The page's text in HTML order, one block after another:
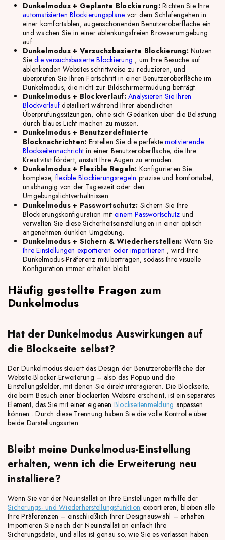
Dunkelmodus + Geplante Blockierung:Richten Sie Ihre
automatisierten Blockierungspläne vor dem Schlafengehen in
einer komfortablen, augenschonenden Benutzeroberfläche ein
und wachen Sie in einer ablenkungsfreien Browserumgebung
auf.
Dunkelmodus + Versuchsbasierte Blockierung:Nutzen
Sie die versuchsbasierte Blockierung , um Ihre Besuche auf
ablenkenden Websites schrittweise zu reduzieren, und
überprüfen Sie Ihren Fortschritt in einer Benutzeroberfläche im
Dunkelmodus, die nicht zur Bildschirmermüdung beiträgt.
Dunkelmodus + Blockverlauf: Analysieren Sie Ihren
Blockverlauf detailliertwährend Ihrer abendlichen
Überprüfungssitzungen, ohne sich Gedanken über die Belastung
durch blaues Licht machen zu müssen.
Dunkelmodus + Benutzerdefinierte
Blocknachrichten: Erstellen Sie die perfektemotivierende
Blockseitennachricht in einer Benutzeroberfläche, die Ihre
Kreativität fördert, anstatt Ihre Augen zu ermüden.
Dunkelmodus + Flexible Regeln: Konfigurieren Sie
komplexe, flexible Blockierungsregeln präzise und komfortabel,
unabhängig von der Tageszeit oder den
Umgebungslichtverhältnissen.
Dunkelmodus + Passwortschutz: Sichern Sie Ihre
Blockierungskonfiguration mit einem Passwortschutz und
verwalten Sie diese Sicherheitseinstellungen in einer optisch
angenehmen dunklen Umgebung.
Dunkelmodus + Sichern & Wiederherstellen: Wenn Sie
Ihre Einstellungen exportieren oder importieren , wird Ihre
Dunkelmodus-Präferenz mitübertragen, sodass Ihre visuelle
Konfiguration immer erhalten bleibt.
Häufig gestellte Fragen zum
Dunkelmodus
Hat der Dunkelmodus Auswirkungen auf
die Blockseite selbst?
Der Dunkelmodus steuert das Design der Benutzeroberfläche der
Website-Blocker-Erweiterung – also das Popup und die
Einstellungsfelder, mit denen Sie direkt interagieren. Die Blockseite,
die beim Besuch einer blockierten Website erscheint, ist ein separates
Element, das Sie mit einer eigenen Blockseitenmeldung anpassen
können . Durch diese Trennung haben Sie die volle Kontrolle über
beide Darstellungsarten.
Bleibt meine Dunkelmodus-Einstellung
erhalten, wenn ich die Erweiterung neu
installiere?
Wenn Sie vor der Neuinstallation Ihre Einstellungen mithilfe der
Sicherungs- und Wiederherstellungsfunktion exportieren, bleiben alle
Ihre Präferenzen – einschließlich Ihrer Designauswahl – erhalten.
Importieren Sie nach der Neuinstallation einfach Ihre
Sicherungsdatei, und alles ist genau so, wie Sie es verlassen haben.